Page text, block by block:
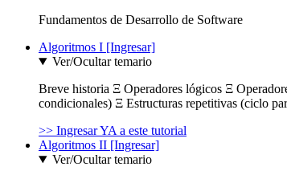
Fundamentos de Desarrollo de Software
Algoritmos I [Ingresar]
Ver/Ocultar temario
Breve historia Ξ Operadores lógicos Ξ
condicionales) Ξ Estructuras repetitivas (ciclo
>> Ingresar YA a este tutorial
Algoritmos II [Ingresar]
Ver/Ocultar temario